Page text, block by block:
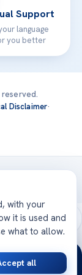
Support
language
you better
reserved.
Disclaimer·
hospitals —
with your
it is used and
what to allow.
all